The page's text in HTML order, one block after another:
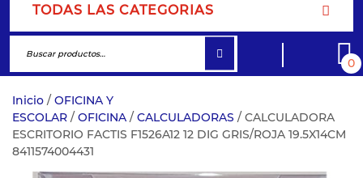
TODAS LAS CATEGORIAS
0
Inicio / OFICINA Y
ESCOLAR / OFICINA / CALCULADORAS / CALCULADORA
ESCRITORIO FACTIS F1526A12 12 DIG GRIS/ROJA 19.5X14CM
8411574004431